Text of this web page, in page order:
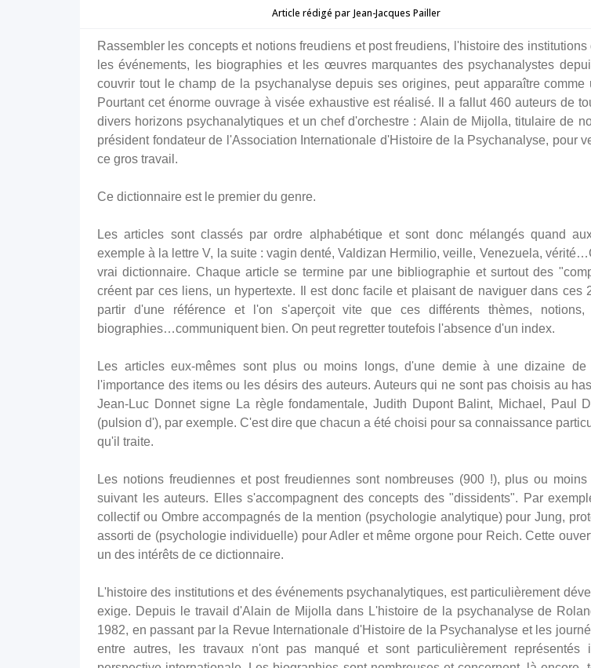
Article rédigé par Jean-Jacques Pailler
Rassembler les concepts et notions freudiens et post freudiens, l'histoire des institutions
les événements, les biographies et les œuvres marquantes des psychanalystes
couvrir tout le champ de la psychanalyse depuis ses origines, peut apparaître comme
Pourtant cet énorme ouvrage à visée exhaustive est réalisé. Il a fallut 460 auteurs de
divers horizons psychanalytiques et un chef d'orchestre : Alain de Mijolla, titulaire de
président fondateur de l'Association Internationale d'Histoire de la Psychanalyse, pour
ce gros travail.
Ce dictionnaire est le premier du genre.
Les articles sont classés par ordre alphabétique et sont donc mélangés quand
exemple à la lettre V, la suite : vagin denté, Valdizan Hermilio, veille, Venezuela,
vrai dictionnaire. Chaque article se termine par une bibliographie et surtout des
créent par ces liens, un hypertexte. Il est donc facile et plaisant de naviguer dans ces
partir d'une référence et l'on s'aperçoit vite que ces différents thèmes, notions,
biographies…communiquent bien. On peut regretter toutefois l'absence d'un index.
Les articles eux-mêmes sont plus ou moins longs, d'une demie à une dizaine de
l'importance des items ou les désirs des auteurs. Auteurs qui ne sont pas choisis au
Jean-Luc Donnet signe La règle fondamentale, Judith Dupont Balint, Michael, Paul
(pulsion d'), par exemple. C'est dire que chacun a été choisi pour sa connaissance
qu'il traite.
Les notions freudiennes et post freudiennes sont nombreuses (900 !), plus ou moins
suivant les auteurs. Elles s'accompagnent des concepts des "dissidents". Par
collectif ou Ombre accompagnés de la mention (psychologie analytique) pour Jung,
assorti de (psychologie individuelle) pour Adler et même orgone pour Reich. Cette
un des intérêts de ce dictionnaire.
L'histoire des institutions et des événements psychanalytiques, est particulièrement
exige. Depuis le travail d'Alain de Mijolla dans L'histoire de la psychanalyse de
1982, en passant par la Revue Internationale d'Histoire de la Psychanalyse et les
entre autres, les travaux n'ont pas manqué et sont particulièrement représentés